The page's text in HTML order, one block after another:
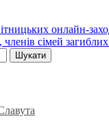
онлайн-
членів сімей